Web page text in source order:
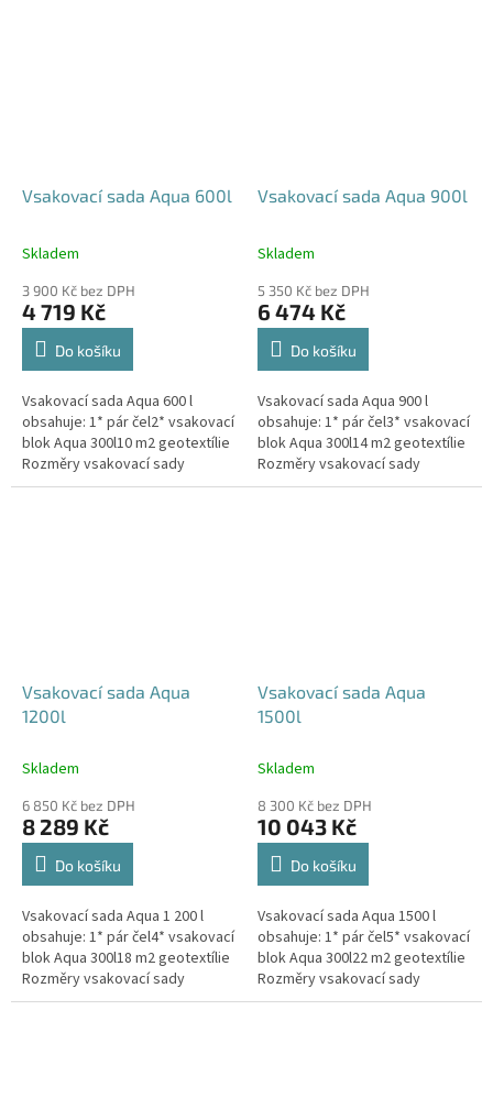
Vsakovací sada Aqua 600l
Průměrné
produktu
je
5,0
hvězdiček.
Skladem
3 900 Kč bez DPH
4 719 Kč
Do košíku
Vsakovací sada Aqua 600 l
obsahuje: 1* pár čel2* vsakovací
blok Aqua 300l10 m2 geotextílie
Rozměry vsakovací sady
240x80x52 cm Nesedí vám
Vsakovací sada Aqua 900l
Průměrné
produktu
je
5,0
hvězdiček.
Skladem
5 350 Kč bez DPH
6 474 Kč
Do košíku
Vsakovací sada Aqua 900 l
obsahuje: 1* pár čel3* vsakovací
blok Aqua 300l14 m2 geotextílie
Rozměry vsakovací sady
360x80x52 cm Nesedí vám
Vsakovací sada Aqua
1200l
Skladem
6 850 Kč bez DPH
8 289 Kč
Do košíku
Vsakovací sada Aqua 1 200 l
obsahuje: 1* pár čel4* vsakovací
blok Aqua 300l18 m2 geotextílie
Rozměry vsakovací sady
480x80x52 cm Nosnost bloků až
Vsakovací sada Aqua
1500l
Skladem
8 300 Kč bez DPH
10 043 Kč
Do košíku
Vsakovací sada Aqua 1500 l
obsahuje: 1* pár čel5* vsakovací
blok Aqua 300l22 m2 geotextílie
Rozměry vsakovací sady
600x80x52 cm Nosnost bloků až